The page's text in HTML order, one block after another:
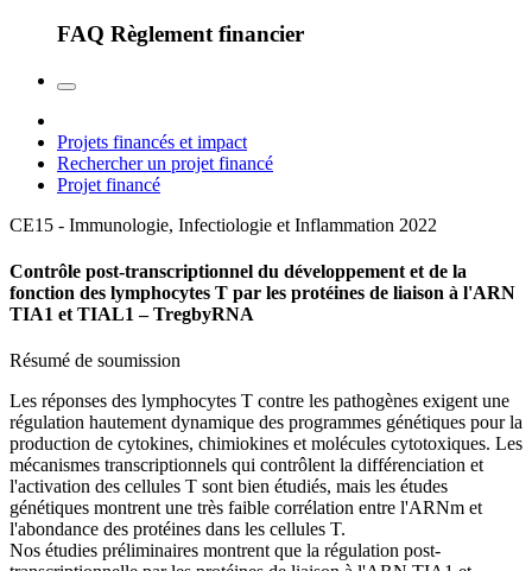
FAQ Règlement financier
Projets financés et impact
Rechercher un projet financé
Projet financé
CE15 - Immunologie, Infectiologie et Inflammation 2022
Contrôle post-transcriptionnel du développement et de la
fonction des lymphocytes T par les protéines de liaison à l'ARN
TIA1 et TIAL1 – TregbyRNA
Résumé de soumission
Les réponses des lymphocytes T contre les pathogènes exigent une
régulation hautement dynamique des programmes génétiques pour la
production de cytokines, chimiokines et molécules cytotoxiques. Les
mécanismes transcriptionnels qui contrôlent la différenciation et
l'activation des cellules T sont bien étudiés, mais les études
génétiques montrent une très faible corrélation entre l'ARNm et
l'abondance des protéines dans les cellules T.
Nos étudies préliminaires montrent que la régulation post-